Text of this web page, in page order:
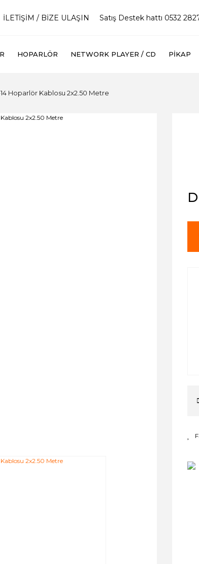
İLETİŞİM / BİZE ULAŞIN Satış Destek hattı 0532
HOPARLÖR NETWORK PLAYER / CD PIKAP
Hoparlör Kablosu 2x2.50 Metre